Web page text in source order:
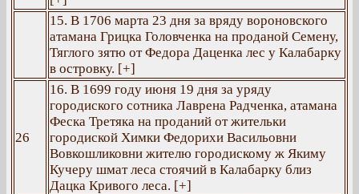
15. В 1706 марта 23 дня за вряду вороновского
атамана Грицка Головченка на проданой Семену,
Тяглого зятю от Федора Даценка лес у Калабарку
в островку. [+]
26
16. В 1699 году июня 19 дня за уряду
городиского сотника Лаврена Радченка, атамана
Феска Третяка на проданий от жительки
городиской Химки Федорихи Васильовни
Вовкошликовни жителю городискому ж Якиму
Кучеру шмат леса стоячий в Калабарку близ
Дацка Кривого леса. [+]